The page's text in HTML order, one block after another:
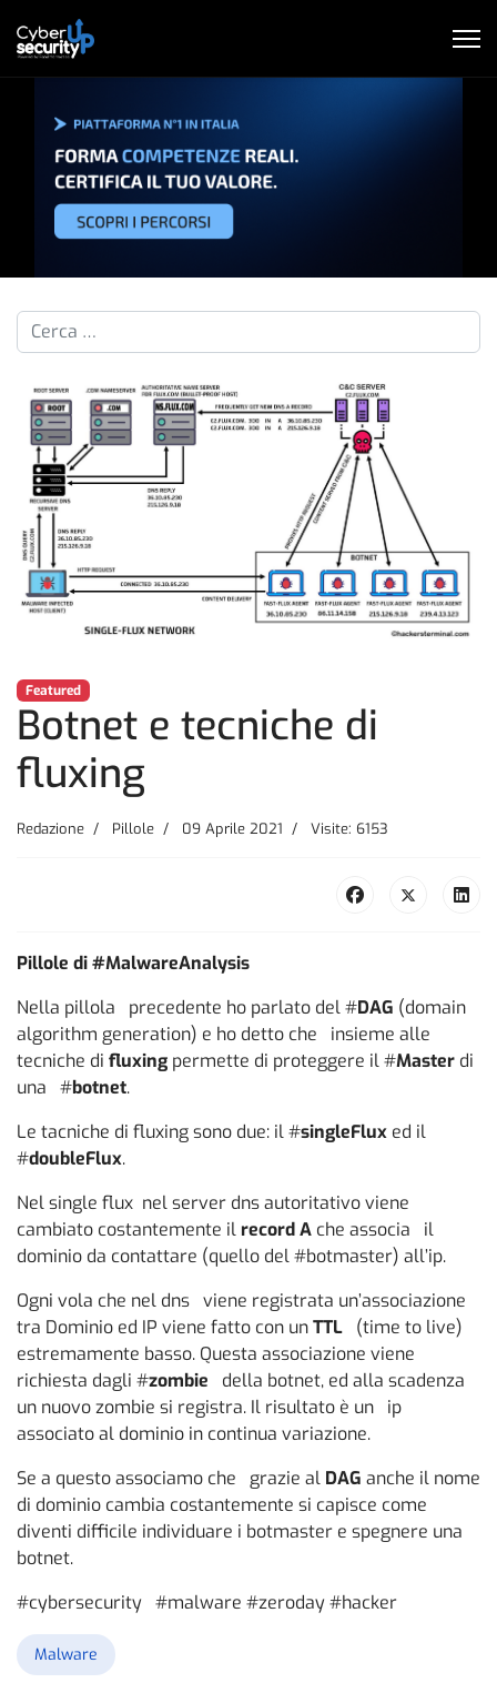
Cerca nelle pillole...
Featured
Botnet e tecniche di
fluxing
Redazione Pillole 09 Aprile 2021 Visite: 6153
Pillole di #MalwareAnalysis
Nella pillola precedente ho parlato del #DAG (domain
algorithm generation) e ho detto che insieme alle
tecniche di fluxing permette di proteggere il #Master di
una #botnet.
Le tacniche di fluxing sono due: il #singleFlux ed il
#doubleFlux.
Nel single flux nel server dns autoritativo viene
cambiato costantemente il record A che associa il
dominio da contattare (quello del #botmaster) all’ip.
Ogni vola che nel dns viene registrata un’associazione
tra Dominio ed IP viene fatto con unTTL
(time to live)
estremamente basso. Questa associazione viene
richiesta dagli #zombie
della botnet, ed alla scadenza
un nuovo zombie si registra. Il risultato è un ip
associato al dominio in continua variazione.
Se a questo associamo che grazie al DAG anche il nome
di dominio cambia costantemente si capisce come
diventi difficile individuare i botmaster e spegnere una
botnet.
#cybersecurity #malware #zeroday #hacker
Malware